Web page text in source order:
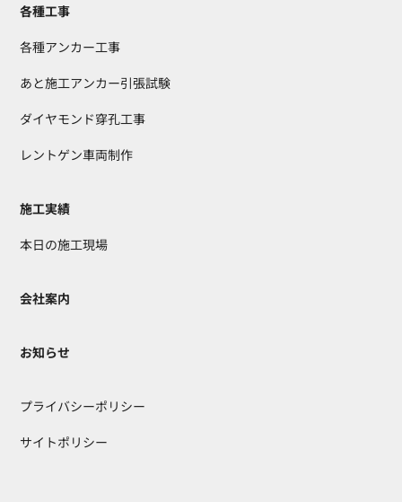
各種工事
各種アンカー工事
あと施工アンカー引張試験
ダイヤモンド穿孔工事
レントゲン車両制作
施工実績
本日の施工現場
会社案内
お知らせ
プライバシーポリシー
サイトポリシー